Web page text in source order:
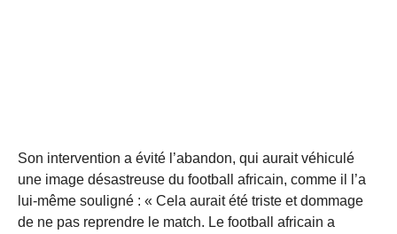
Son intervention a évité l’abandon, qui aurait véhiculé
une image désastreuse du football africain, comme il l’a
lui-même souligné : « Cela aurait été triste et dommage
de ne pas reprendre le match. Le football africain a